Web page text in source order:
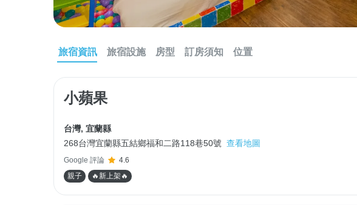
旅宿資訊 旅宿設施 房型 訂房須知 位置
小蘋果
台灣, 宜蘭縣
268台灣宜蘭縣五結鄉福和二路118巷50號 查看地圖
Google 評論
4.6
親子
🔥新上架🔥